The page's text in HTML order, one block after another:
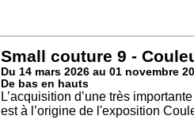
Small couture 9 -
Du 14 mars 2026 au 01 novembre
De bas en hauts
L’acquisition d’une très
est à l’origine de l'exposition